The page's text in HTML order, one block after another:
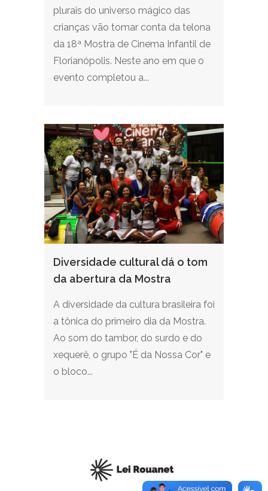
plurais do universo mágico das
crianças vão tomar conta da telona
da 18ª Mostra de Cinema Infantil de
Florianópolis. Neste ano em que o
evento completou a...
Diversidade cultural dá o tom
da abertura da Mostra
A diversidade da cultura brasileira foi
a tônica do primeiro dia da Mostra.
Ao som do tambor, do surdo e do
xequerê, o grupo "É da Nossa Cor" e
o bloco...